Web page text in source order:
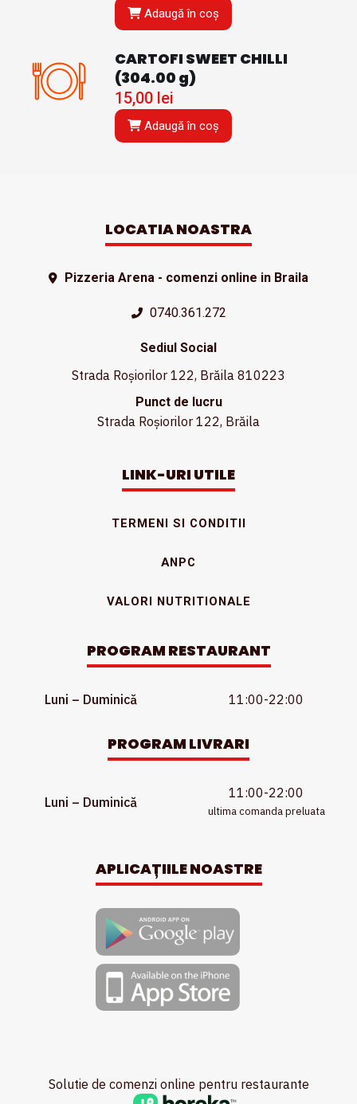
Adaugă în coș
CARTOFI SWEET CHILLI
(304.00 g)
15,00 lei
Adaugă în coș
LOCATIA NOASTRA
Pizzeria Arena - comenzi online in Braila
0740.361.272
Sediul Social
Strada Roșiorilor 122, Brăila 810223
Punct de lucru
Strada Roșiorilor 122, Brăila
LINK-URI UTILE
TERMENI SI CONDITII
ANPC
VALORI NUTRITIONALE
PROGRAM RESTAURANT
Luni – Duminică 11:00-22:00
PROGRAM LIVRARI
Luni – Duminică
11:00-22:00
ultima comanda preluata
APLICAȚIILE NOASTRE
Solutie de comenzi online pentru restaurante